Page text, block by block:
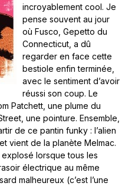
incroyablement cool. Je
pense souvent au jour
où Fusco, Gepetto du
Connecticut, a dû
regarder en face cette
bestiole enfin terminée,
avec le sentiment d’avoir
réussi son coup. Le
Patchett, une plume du
une pointure. Ensemble,
de ce pantin funky : l’alien
vient de la planète Melmac.
lorsque tous les
électrique au même
malheureux (c’est l’une